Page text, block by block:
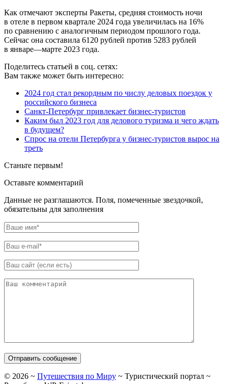
Как отмечают эксперты Ракеты, средняя стоимость ночи
в отеле в первом квартале 2024 года увеличилась на 16%
по сравнению с аналогичным периодом прошлого года.
Сейчас она составила 6120 рублей против 5283 рублей
в январе—марте 2023 года.
Поделитесь статьей в соц. сетях:
Вам также может быть интересно:
2024 год стал рекордным по числу деловых поездок у
российского бизнеса
Санкт-Петербург привлекает бизнес-туристов
Каким был 2023 год для делового туризма и чего ждать
в будущем?
Спрос на отели Петербурга у бизнес-туристов вырос на
треть
Станьте первым!
Оставьте комментарий
Данные не разглашаются. Поля, помеченные звездочкой,
обязательны для заполнения
© 2026 ~ Путешествия по Миру ~ Туристический портал ~